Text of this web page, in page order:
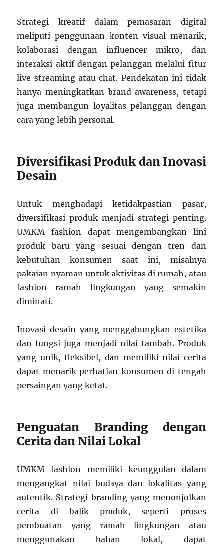
Strategi kreatif dalam pemasaran digital
meliputi penggunaan konten visual menarik,
kolaborasi dengan influencer mikro, dan
interaksi aktif dengan pelanggan melalui fitur
live streaming atau chat. Pendekatan ini tidak
hanya meningkatkan brand awareness, tetapi
juga membangun loyalitas pelanggan dengan
cara yang lebih personal.
Diversifikasi Produk dan Inovasi
Desain
Untuk menghadapi ketidakpastian pasar,
diversifikasi produk menjadi strategi penting.
UMKM fashion dapat mengembangkan lini
produk baru yang sesuai dengan tren dan
kebutuhan konsumen saat ini, misalnya
pakaian nyaman untuk aktivitas di rumah, atau
fashion ramah lingkungan yang semakin
diminati.
Inovasi desain yang menggabungkan estetika
dan fungsi juga menjadi nilai tambah. Produk
yang unik, fleksibel, dan memiliki nilai cerita
dapat menarik perhatian konsumen di tengah
persaingan yang ketat.
Penguatan Branding dengan
Cerita dan Nilai Lokal
UMKM fashion memiliki keunggulan dalam
mengangkat nilai budaya dan lokalitas yang
autentik. Strategi branding yang menonjolkan
cerita di balik produk, seperti proses
pembuatan yang ramah lingkungan atau
menggunakan bahan lokal, dapat